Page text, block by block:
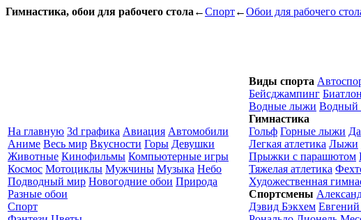
Гимнастика, обои для рабочего стола ←Спорт←Обои для рабочего
На главную 3d графика Авиация Автомобили
Аниме Весь мир Вкусности Горы Девушки
Животные Кинофильмы Компьютерные игры
Космос Мотоциклы Мужчины Музыка Небо
Подводный мир Новогодние обои Природа
Разные обои
Спорт
Виды спорта
Бейсджампинг Биатлон
Водные лыжи Водный
Гимнастика
Гольф Горные лыжи
Легкая атлетика Лыжи
Прыжки с парашютом
Тяжелая атлетика
Художественная
Спортсмены
Дэвид Бэкхем